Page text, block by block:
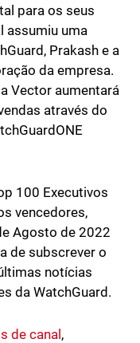
para os seus
assumiu uma
Prakash e a
da empresa.
Vector aumentará
através do
100 Executivos
vencedores,
Agosto de 2022
de subscrever o
notícias
da WatchGuard.
de canal,